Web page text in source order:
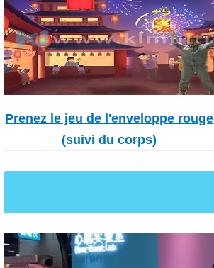
Prenez le jeu de l'enveloppe rouge
(suivi du corps)